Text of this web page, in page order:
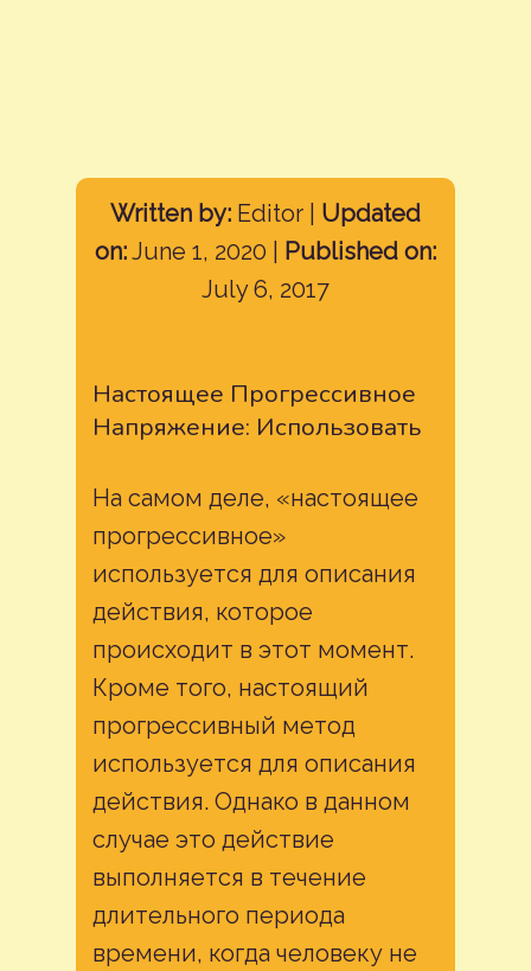
Written by: Editor | Updated
on:June 1, 2020 | Published on:
July 6, 2017
Настоящее Прогрессивное
Напряжение: Использовать
На самом деле, «настоящее
прогрессивное»
используется для описания
действия, которое
происходит в этот момент.
Кроме того, настоящий
прогрессивный метод
используется для описания
действия. Однако в данном
случае это действие
выполняется в течение
длительного периода
времени, когда человеку не